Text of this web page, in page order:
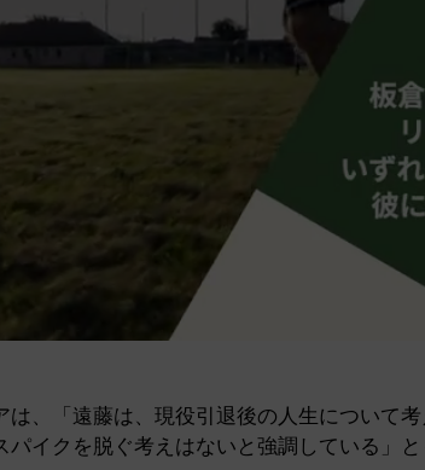
、「遠藤は、現役引退後の人生について
パイクを脱ぐ考えはないと強調している」と